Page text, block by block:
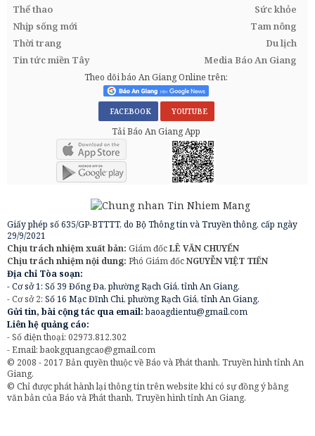
Thể thao
Sức khỏe
Nhịp sống mới
Tam nông
Thời trang
Du lịch
Tin tức miền Tây
Media Báo An Giang
Theo dõi báo An Giang Online trên:
FACEBOOK YOUTUBE
Tải Báo An Giang App
Giấy phép số 635/GP-BTTTT, do Bộ Thông tin và Truyền thông, cấp ngày
29/9/2021
Chịu trách nhiệm xuất bản: Giám đốcLÊ VĂN CHUYỂN
Chịu trách nhiệm nội dung: Phó Giám đốcNGUYỄN VIỆT TIẾN
Địa chỉ Tòa soạn:
- Cơ sở 1: Số 39 Đống Đa, phường Rạch Giá, tỉnh An Giang.
- Cơ sở 2: Số 16 Mạc Đĩnh Chi, phường Rạch Giá, tỉnh An Giang.
Gửi tin, bài cộng tác qua email:baoagdientu@gmail.com
Liên hệ quảng cáo:
- Số điện thoại: 02973.812.302
- Email:baokgquangcao@gmail.com
© 2008 - 2017 Bản quyền thuộc về Báo và Phát thanh, Truyền hình tỉnh An
Giang.
© Chỉ được phát hành lại thông tin trên website khi có sự đồng ý bằng
văn bản của Báo và Phát thanh, Truyền hình tỉnh An Giang.